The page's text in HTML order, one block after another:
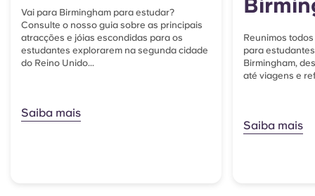
Vai para Birmingham para estudar?
Consulte o nosso guia sobre as principais
atracções e jóias escondidas para os
estudantes explorarem na segunda cidade
do Reino Unido...
Saiba mais
Reunimos
para
Birmingham,
até viagens e
Saiba mais